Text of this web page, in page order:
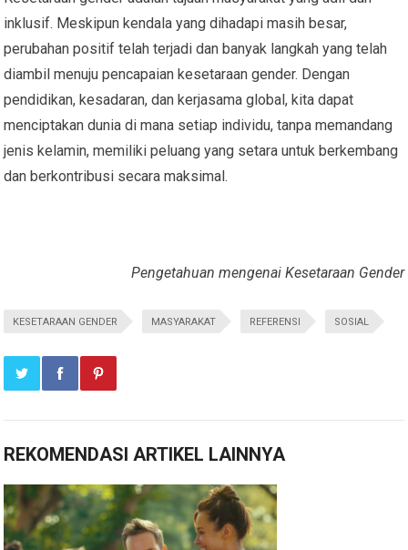
inklusif. Meskipun kendala yang dihadapi masih besar,
perubahan positif telah terjadi dan banyak langkah yang telah
diambil menuju pencapaian kesetaraan gender. Dengan
pendidikan, kesadaran, dan kerjasama global, kita dapat
menciptakan dunia di mana setiap individu, tanpa memandang
jenis kelamin, memiliki peluang yang setara untuk berkembang
dan berkontribusi secara maksimal.
Pengetahuan mengenai Kesetaraan Gender
KESETARAAN GENDER MASYARAKAT REFERENSI SOSIAL
REKOMENDASI ARTIKEL LAINNYA